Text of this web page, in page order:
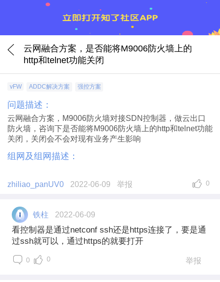
云网融合方案，是否能将M9006防火墙上的
http和telnet功能关闭
vFW ADDC解决方案 强控方案
问题描述：
云网融合方案，M9006防火墙对接SDN控制器，做云出口
防火墙，咨询下是否能将M9006防火墙上的http和telnet功能
关闭，关闭会不会对现有业务产生影响
组网及组网描述：
zhiliao_panUV0 2022-06-09 举报 0
铁柱 2022-06-09
看控制器是通过netconf ssh还是https连接了，要是通
过ssh就可以，通过https的就要打开
0 0 举报